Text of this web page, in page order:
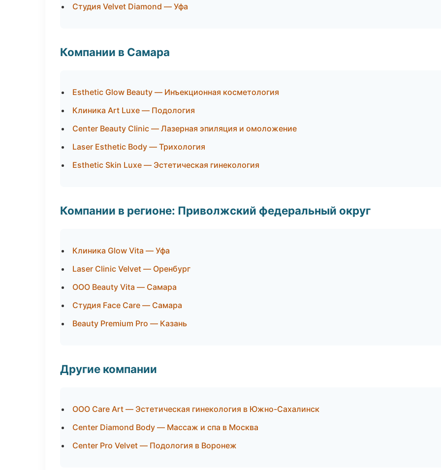
Студия Velvet Diamond — Уфа
Компании в Самара
Esthetic Glow Beauty — Инъекционная косметология
Клиника Art Luxe — Подология
Center Beauty Clinic — Лазерная эпиляция и омоложение
Laser Esthetic Body — Трихология
Esthetic Skin Luxe — Эстетическая гинекология
Компании в регионе: Приволжский федеральный округ
Клиника Glow Vita — Уфа
Laser Clinic Velvet — Оренбург
ООО Beauty Vita — Самара
Студия Face Care — Самара
Beauty Premium Pro — Казань
Другие компании
ООО Care Art — Эстетическая гинекология в Южно-Сахалинск
Center Diamond Body — Массаж и спа в Москва
Center Pro Velvet — Подология в Воронеж